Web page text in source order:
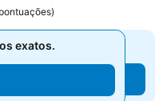
)
exatos.
exatos.